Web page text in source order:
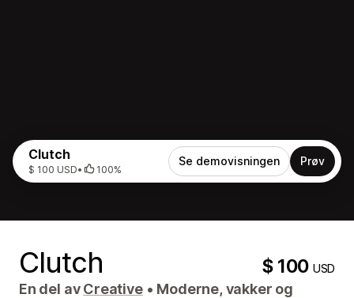
Clutch
$ 100 USD• 100%
Se demovisningen Prøv
Clutch $ 100USD
En del avCreative • Moderne, vakker og